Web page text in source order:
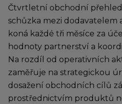
Čtvrtletní obchodní
schůzka mezi dodavatelem
koná každé tři měsíce za
hodnoty partnerství a
Na rozdíl od operativních
zaměřuje na strategickou
dosažení obchodních cílů
prostřednictvím produktů